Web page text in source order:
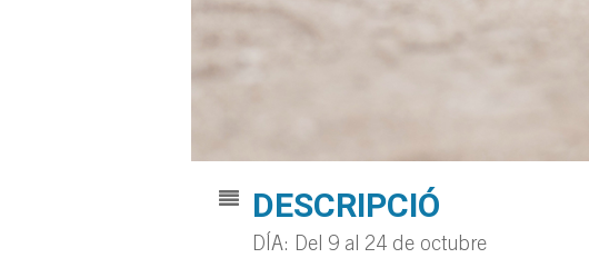
DESCRIPCIÓ
DÍA: Del 9 al 24 de octubre